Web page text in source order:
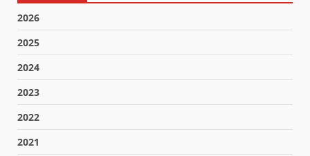
2026
2025
2024
2023
2022
2021